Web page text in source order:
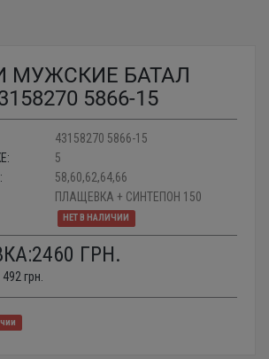
МУЖСКИЕ БАТАЛ
5866-15
43158270 5866-15
5
58,60,62,64,66
ПЛАЩЕВКА + СИНТЕПОН 150
НЕТ В НАЛИЧИИ
2460 ГРН.
492 грн.